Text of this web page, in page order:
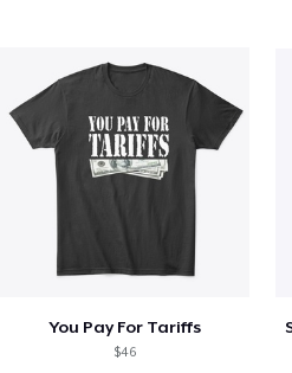
You Pay For Tariffs
$46